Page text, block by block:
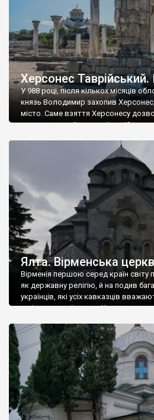
Херсонес
У 988 році, після кількох місяців
князь Володимир захопив Херсонес,
місто. Саме взяття Херсонесу
диктувати свої умови
Херсонесі Володимир-язичник,
А потім було Хрещення Русі. На
Ялта. Вірменська
Вірменія першою серед країн світу
як державну релігію, й на подив
українців, які усіх кавказців
є відданими вірянами Христа